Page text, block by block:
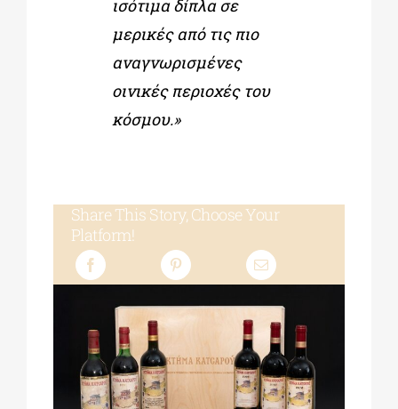
ισότιμα δίπλα σε
μερικές από τις πιο
αναγνωρισμένες
οινικές περιοχές του
κόσμου.»
Share This Story, Choose Your
Platform!